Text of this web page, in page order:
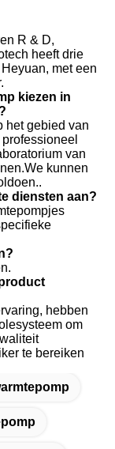
R & D,
heeft drie
met een
kiezen in
het gebied van
van
kunnen
diensten aan?
hebben
om
te bereiken